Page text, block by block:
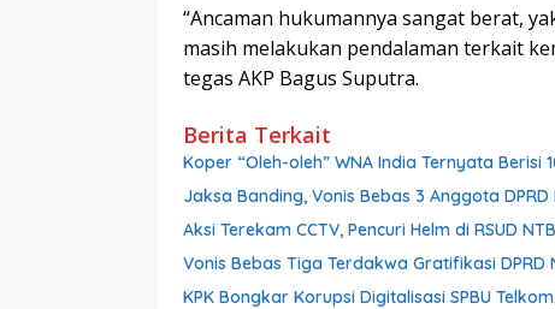
“Ancaman hukumannya sangat berat,
masih melakukan pendalaman terkait
tegas AKP Bagus Suputra.
Berita Terkait
Koper “Oleh-oleh” WNA India Ternyata Berisi
Jaksa Banding, Vonis Bebas 3 Anggota
Aksi Terekam CCTV, Pencuri Helm di RSUD
Vonis Bebas Tiga Terdakwa Gratifikasi DPRD
KPK Bongkar Korupsi Digitalisasi SPBU